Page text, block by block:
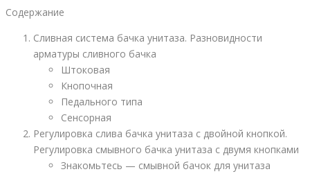
Содержание
Сливная система бачка унитаза. Разновидности
арматуры сливного бачка
Штоковая
Кнопочная
Педального типа
Сенсорная
Регулировка слива бачка унитаза с двойной кнопкой.
Регулировка смывного бачка унитаза с двумя кнопками
Знакомьтесь — смывной бачок для унитаза